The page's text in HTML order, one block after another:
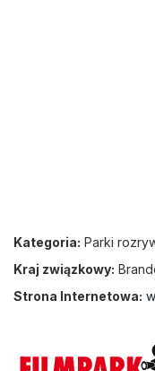
Kategoria: Parki
Kraj związkowy:
Strona Internetowa: